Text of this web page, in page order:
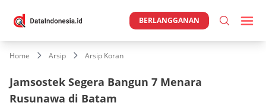
BERLANGGANAN
Home Arsip Arsip Koran
Jamsostek Segera Bangun 7 Menara
Rusunawa di Batam